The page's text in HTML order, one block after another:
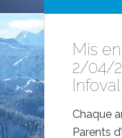
Mis
2/04/
Infoval
Chaque
Parents